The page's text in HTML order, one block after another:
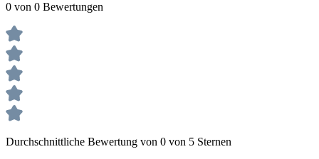
0 von 0 Bewertungen
Durchschnittliche Bewertung von 0 von 5 Sternen